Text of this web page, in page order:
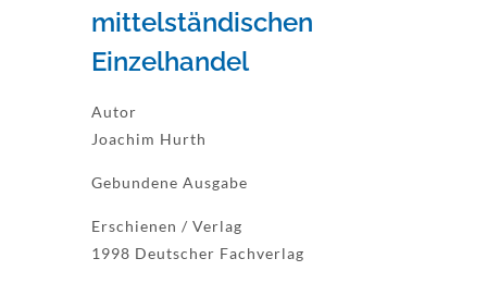
mittelständischen
Einzelhandel
Autor
Joachim Hurth
Gebundene Ausgabe
Erschienen / Verlag
1998 Deutscher Fachverlag